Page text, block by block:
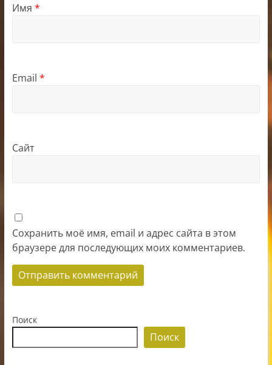
Имя *
Email *
Сайт
Сохранить моё имя, email и адрес сайта в этом
браузере для последующих моих комментариев.
Поиск
Поиск